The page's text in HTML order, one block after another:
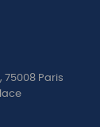
75008 Paris